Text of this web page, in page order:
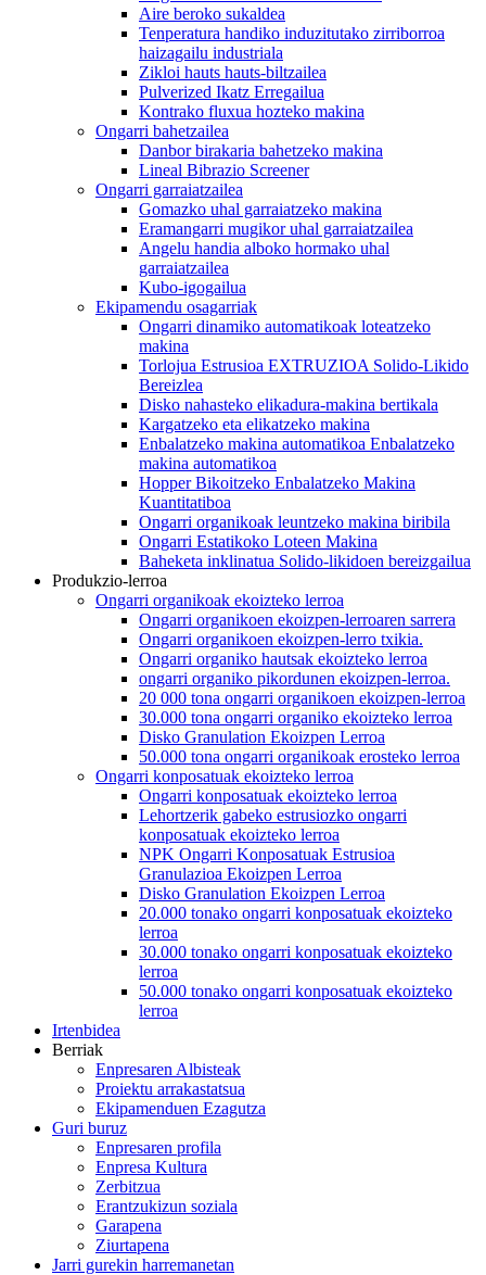
Aire beroko sukaldea
Tenperatura handiko induzitutako zirriborroa
haizagailu industriala
Zikloi hauts hauts-biltzailea
Pulverized Ikatz Erregailua
Kontrako fluxua hozteko makina
Ongarri bahetzailea
Danbor birakaria bahetzeko makina
Lineal Bibrazio Screener
Ongarri garraiatzailea
Gomazko uhal garraiatzeko makina
Eramangarri mugikor uhal garraiatzailea
Angelu handia alboko hormako uhal
garraiatzailea
Kubo-igogailua
Ekipamendu osagarriak
Ongarri dinamiko automatikoak loteatzeko
makina
Torlojua Estrusioa EXTRUZIOA Solido-Likido
Bereizlea
Disko nahasteko elikadura-makina bertikala
Kargatzeko eta elikatzeko makina
Enbalatzeko makina automatikoa Enbalatzeko
makina automatikoa
Hopper Bikoitzeko Enbalatzeko Makina
Kuantitatiboa
Ongarri organikoak leuntzeko makina biribila
Ongarri Estatikoko Loteen Makina
Baheketa inklinatua Solido-likidoen bereizgailua
Produkzio-lerroa
Ongarri organikoak ekoizteko lerroa
Ongarri organikoen ekoizpen-lerroaren sarrera
Ongarri organikoen ekoizpen-lerro txikia.
Ongarri organiko hautsak ekoizteko lerroa
ongarri organiko pikordunen ekoizpen-lerroa.
20 000 tona ongarri organikoen ekoizpen-lerroa
30.000 tona ongarri organiko ekoizteko lerroa
Disko Granulation Ekoizpen Lerroa
50.000 tona ongarri organikoak erosteko lerroa
Ongarri konposatuak ekoizteko lerroa
Ongarri konposatuak ekoizteko lerroa
Lehortzerik gabeko estrusiozko ongarri
konposatuak ekoizteko lerroa
NPK Ongarri Konposatuak Estrusioa
Granulazioa Ekoizpen Lerroa
Disko Granulation Ekoizpen Lerroa
20.000 tonako ongarri konposatuak ekoizteko
lerroa
30.000 tonako ongarri konposatuak ekoizteko
lerroa
50.000 tonako ongarri konposatuak ekoizteko
lerroa
Irtenbidea
Berriak
Enpresaren Albisteak
Proiektu arrakastatsua
Ekipamenduen Ezagutza
Guri buruz
Enpresaren profila
Enpresa Kultura
Zerbitzua
Erantzukizun soziala
Garapena
Ziurtapena
Jarri gurekin harremanetan